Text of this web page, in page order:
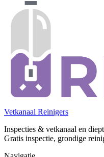
Vetkanaal Reinigers
Inspecties & vetkanaal en
Gratis inspectie, grondige